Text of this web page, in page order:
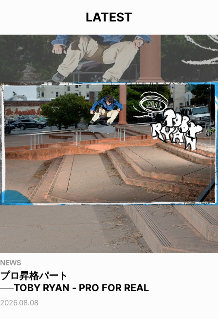
LATEST
NEWS
プロ昇格パート
──TOBY RYAN - PRO FOR REAL
2026.08.08